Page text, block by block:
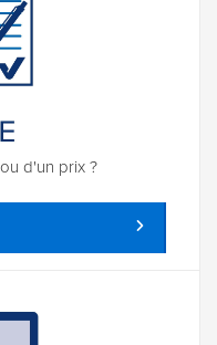
d'un prix ?